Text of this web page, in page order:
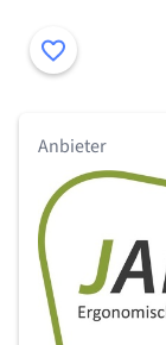
Merken
Anbieter